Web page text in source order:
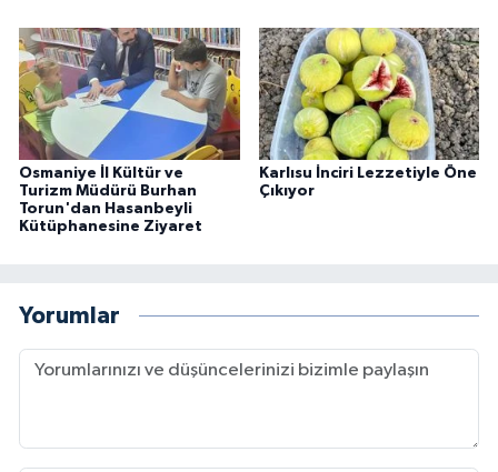
Osmaniye İl Kültür ve
Turizm Müdürü Burhan
Torun'dan Hasanbeyli
Kütüphanesine Ziyaret
Karlısu İnciri Lezzetiyle Öne
Çıkıyor
Yorumlar